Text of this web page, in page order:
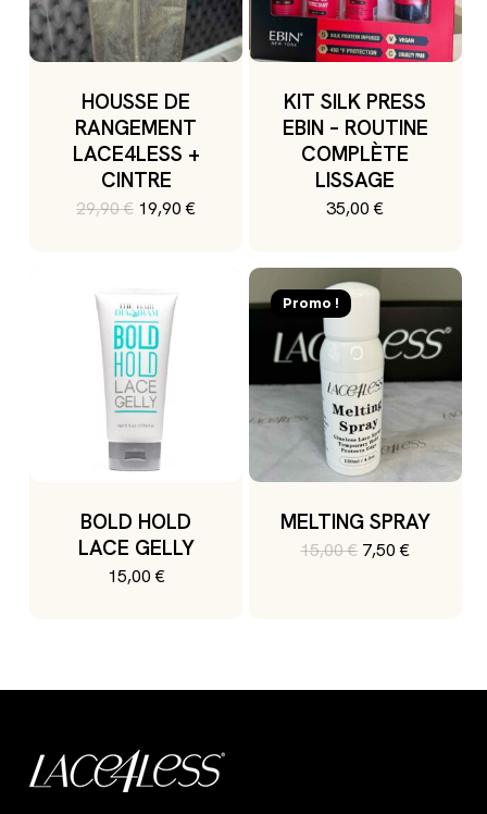
HOUSSE DE
RANGEMENT
LACE4LESS +
CINTRE
29,90€ Le
19,90€Le
19,90 €.
KIT SILK PRESS
EBIN – ROUTINE
COMPLÈTE
LISSAGE
35,00€
BOLD HOLD
LACE GELLY
15,00€
Promo !
MELTING SPRAY
15,00€ Le
prix
7,50€Le